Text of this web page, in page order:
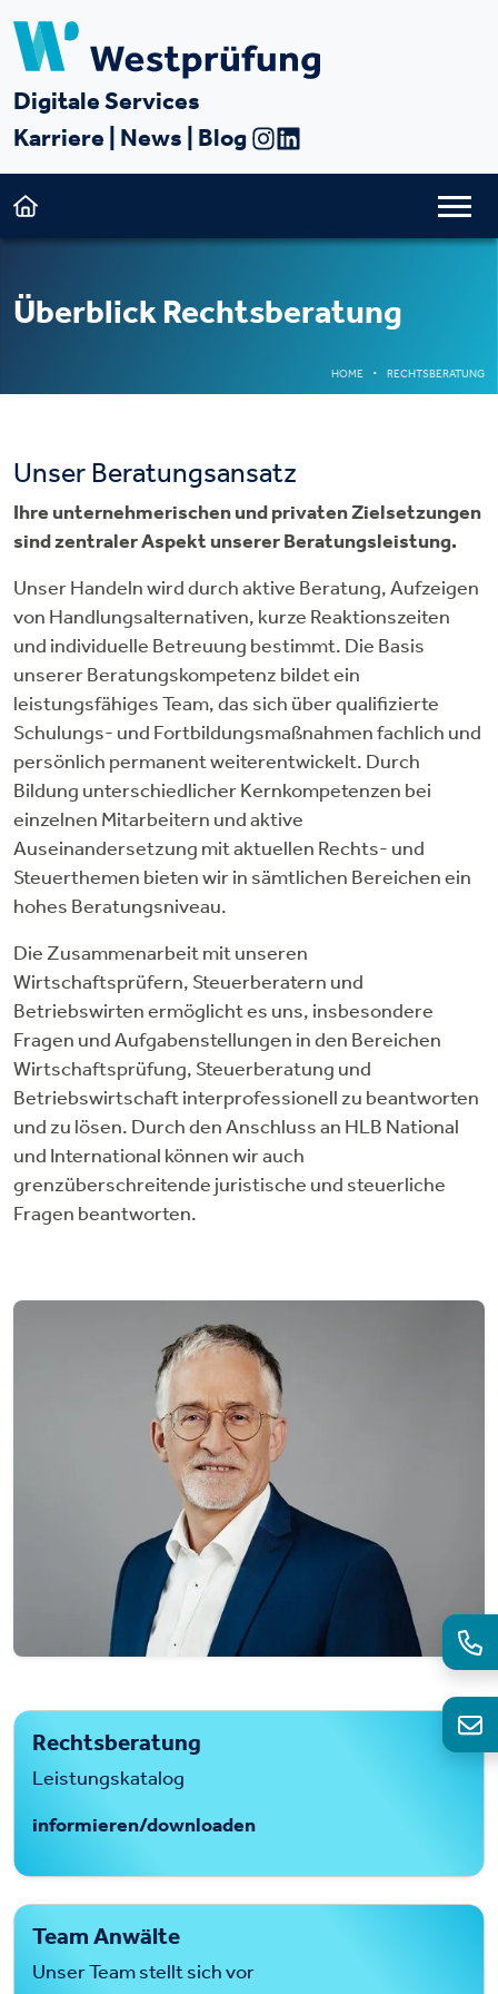
Digitale Services
Karriere News Blog
Überblick Rechtsberatung
HOME RECHTSBERATUNG
Unser Beratungsansatz
Ihre unternehmerischen und privaten Zielsetzungen
sind zentraler Aspekt unserer Beratungsleistung.
Unser Handeln wird durch aktive Beratung, Aufzeigen
von Handlungsalternativen, kurze Reaktionszeiten
und individuelle Betreuung bestimmt. Die Basis
unserer Beratungskompetenz bildet ein
leistungsfähiges Team, das sich über qualifizierte
Schulungs- und Fortbildungsmaßnahmen fachlich und
persönlich permanent weiterentwickelt. Durch
Bildung unterschiedlicher Kernkompetenzen bei
einzelnen Mitarbeitern und aktive
Auseinandersetzung mit aktuellen Rechts- und
Steuerthemen bieten wir in sämtlichen Bereichen ein
hohes Beratungsniveau.
Die Zusammenarbeit mit unseren
Wirtschaftsprüfern, Steuerberatern und
Betriebswirten ermöglicht es uns, insbesondere
Fragen und Aufgabenstellungen in den Bereichen
Wirtschaftsprüfung, Steuerberatung und
Betriebswirtschaft interprofessionell zu beantworten
und zu lösen. Durch den Anschluss an HLB National
und International können wir auch
grenzüberschreitende juristische und steuerliche
Fragen beantworten.
Westprüfung Rechtsberatung - Erik Spielmann Rechtsanwalt |
Rechtsberatung
Leistungskatalog
informieren/downloaden
Team Anwälte
Unser Team stellt sich vor